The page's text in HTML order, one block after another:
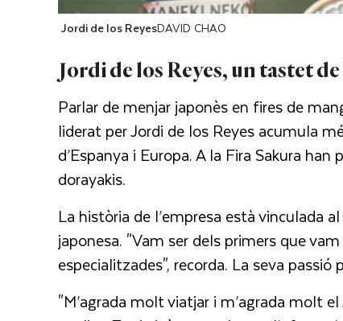
Jordi de los ReyesDAVID CHAO
Jordi de los Reyes, un tastet
Parlar de menjar japonès en fires de
liderat per Jordi de los Reyes acumula
d’Espanya i Europa. A la Fira Sakura
dorayakis.
La història de l’empresa està vinculada
japonesa. "Vam ser dels primers que
especialitzades", recorda. La seva passió
"M’agrada molt viatjar i m’agrada molt